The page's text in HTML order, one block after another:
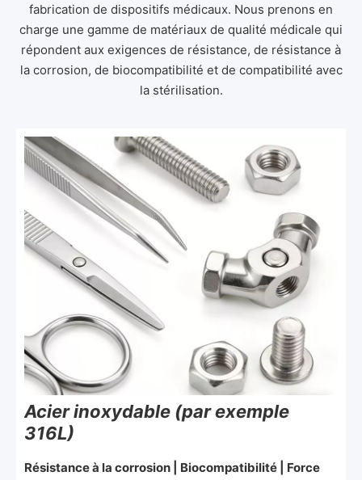
fabrication de dispositifs médicaux. Nous prenons en
charge une gamme de matériaux de qualité médicale qui
répondent aux exigences de résistance, de résistance à
la corrosion, de biocompatibilité et de compatibilité avec
la stérilisation.
Acier inoxydable (par exemple
316L)
Résistance à la corrosion | Biocompatibilité | Force